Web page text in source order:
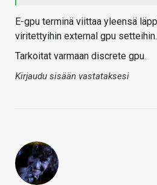
E-gpu terminä viittaa yleensä
viritettyihin external gpu setteihin.
Tarkoitat varmaan discrete gpu.
Kirjaudu sisään vastataksesi